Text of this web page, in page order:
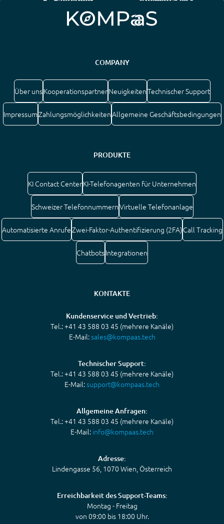
COMPANY
Über unsKooperationspartnerNeuigkeitenTechnischer Support
ImpressumZahlungsmöglichkeitenAllgemeine Geschäftsbedingungen
PRODUKTE
KI Contact CenterKI-Telefonagenten für Unternehmen
Schweizer TelefonnummernVirtuelle Telefonanlage
Automatisierte AnrufeZwei-Faktor-Authentifizierung (2FA)Call Tracking
ChatbotsIntegrationen
KONTAKTE
Kundenservice und Vertrieb:
Tel.: +41 43 588 03 45 (mehrere Kanäle)
E-Mail:sales@kompaas.tech
Technischer Support:
Tel.: +41 43 588 03 45 (mehrere Kanäle)
E-Mail:support@kompaas.tech
Allgemeine Anfragen:
Tel.: +41 43 588 03 45 (mehrere Kanäle)
E-Mail: info@kompaas.tech
Adresse:
Lindengasse 56, 1070 Wien, Österreich
Erreichbarkeit des Support-Teams:
Montag - Freitag
von 09:00 bis 18:00 Uhr.